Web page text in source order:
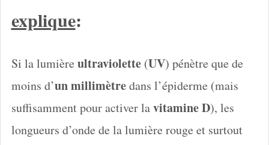
explique:
Si la lumière ultraviolette(UV) pénètre que de
moins d’un millimètredans l’épiderme (mais
suffisamment pour activer lavitamine D), les
longueurs d’onde de la lumière rouge et surtout